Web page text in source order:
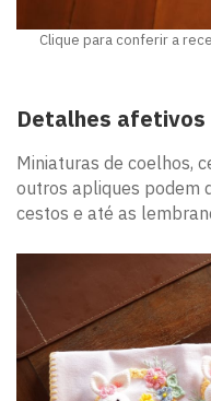
Clique para conferir a
Detalhes afetivos
Miniaturas de coelhos,
outros apliques podem
cestos e até as